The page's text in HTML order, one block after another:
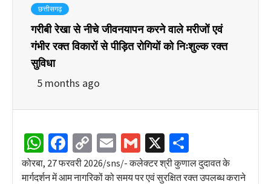
छत्तीसगढ़
गरीबी रेखा से नीचे जीवनयापन करने वाले मरीजों एवं
गंभीर रक्त विकारों से पीड़ित रोगियों को निःशुल्क रक्त
सुविधा
5 months ago
WhatsApp
Facebook
Copy
Link
EmailGmail
X
कोरबा, 27 फरवरी 2026/sns/- कलेक्टर श्री कुणाल दुदावत के
मार्गदर्शन में आम नागरिकों को समय पर एवं सुरक्षित रक्त उपलब्ध कराने